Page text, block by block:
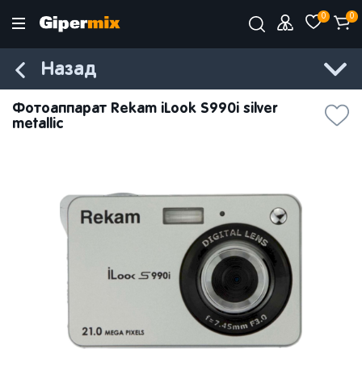
0 0
Назад
Фотоаппарат Rekam iLook S990i silver
metallic